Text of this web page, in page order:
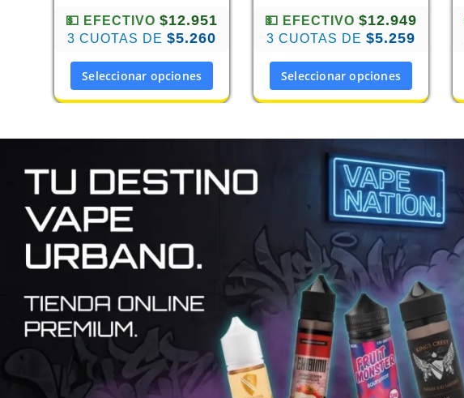
💵 EFECTIVO$12.951
3 CUOTAS DE$5.260
Seleccionar opciones
💵 EFECTIVO$12.949
3 CUOTAS DE$5.259
Seleccionar opciones